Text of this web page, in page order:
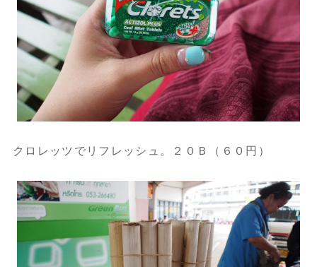
クロレッツでリフレッシュ。２０Ｂ（６０円）